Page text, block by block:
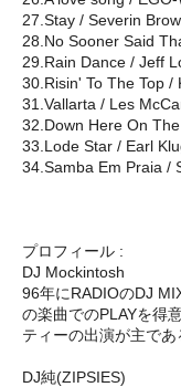
27.Stay / Severin
28.No Sooner Said
29.Rain Dance / Jeff
30.Risin' To The Top /
31.Vallarta / Les
32.Down Here On
33.Lode Star / Earl
34.Samba Em Praia /
プロフィール :
DJ Mockintosh
96年にRADIOのDJ
の楽曲でのPLAYを得
ティーの出演が主であ
DJ純(ZIPSIES)